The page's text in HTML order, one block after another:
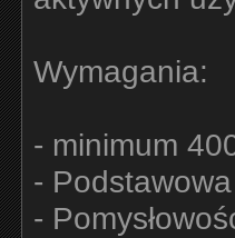
Wymagania:
- minimum
-
-